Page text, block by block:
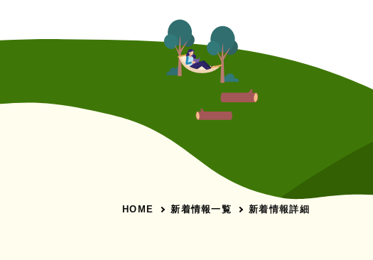
HOME 新着情報一覧 新着情報詳細